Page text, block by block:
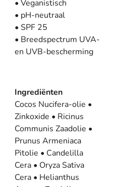
• Veganistisch
• pH-neutraal
• SPF 25
• Breedspectrum UVA-
en UVB-bescherming
Ingrediënten
Cocos Nucifera-olie •
Zinkoxide • Ricinus
Communis Zaadolie •
Prunus Armeniaca
Pitolie • Candelilla
Cera • Oryza Sativa
Cera • Helianthus